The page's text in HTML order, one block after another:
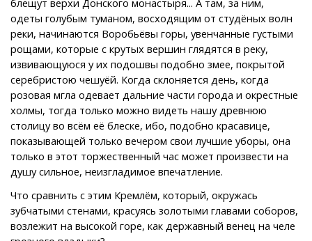
одеты голубым туманом, восходящим от студёных волн
реки, начинаются Воробьёвы горы, увенчанные густыми
рощами, которые с крутых вершин глядятся в реку,
извивающуюся у их подошвы подобно змее, покрытой
серебристою чешуёй. Когда склоняется день, когда
розовая мгла одевает дальние части города и окрестные
холмы, тогда только можно видеть нашу древнюю
столицу во всём её блеске, ибо, подобно красавице,
показывающей только вечером свои лучшие уборы, она
только в этот торжественный час может произвести на
душу сильное, неизгладимое впечатление.
Что сравнить с этим Кремлём, который, окружась
зубчатыми стенами, красуясь золотыми главами соборов,
возлежит на высокой горе, как державный венец на челе